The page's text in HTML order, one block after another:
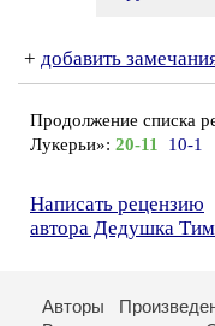
+ добавить
Продолжение списка
Лукерьи»: 20-11 10-1
Написать рецензию
автора Дедушка
Авторы